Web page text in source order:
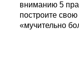
вниманию 5
построите
«мучительно